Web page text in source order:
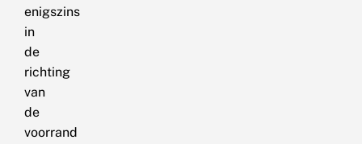
enigszins
in
de
richting
van
de
voorrand